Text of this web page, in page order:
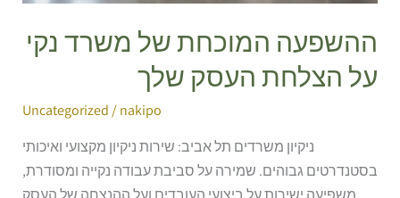
ההשפעה המוכחת של משרד נקי
על הצלחת העסק שלך
Uncategorized/nakipo
ניקיון משרדים תל אביב: שירות ניקיון מקצועי ואיכותי
בסטנדרטים גבוהים. שמירה על סביבת עבודה נקייה ומסודרת,